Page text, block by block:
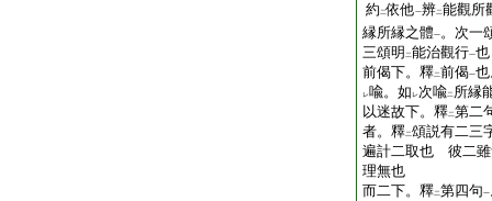
約 二依他一辨二能觀所
縁所縁之體一。次一
三頌明 二能治觀行一也
前偈下。釋二前偈一
レ喩。如 レ次喩二 所縁
以迷故下。釋二第二
者。釋二頌説有二三
遍計二取也 彼二雖
理無也
而二下。釋二第四句一